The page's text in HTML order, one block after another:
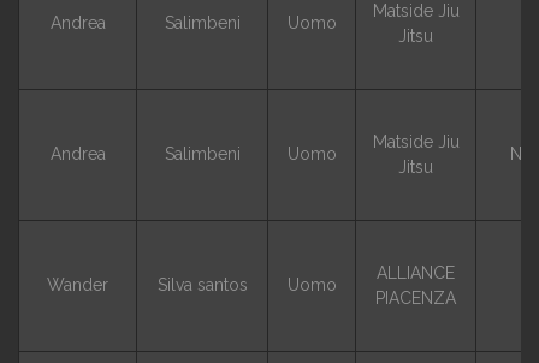
Andrea Salimbeni Uomo
Matside Jiu
Jitsu
Andrea Salimbeni Uomo
Matside Jiu
Jitsu
Wander Silva santos Uomo
ALLIANCE
PIACENZA